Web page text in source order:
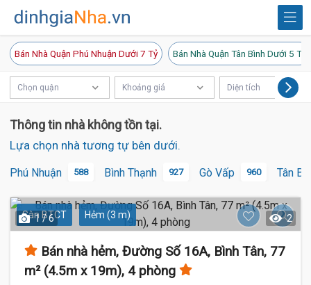
Bán Nhà Quận Phú Nhuận Dưới 7 Tỷ Bán Nhà Quận Tân Bình Dưới 5 Tỷ
Chọn quận Khoảng giá Diện tích
Thông tin nhà không tồn tại.
Lựa chọn nhà tương tự bên dưới.
Phú Nhuận 588 Bình Thạnh 927 Gò Vấp 960 Tân
Sàn BTCT Hẻm (3 m)
1 / 6 2
Bán nhà hẻm, Đường Số 16A, Bình Tân, 77
m² (4.5m x 19m), 4 phòng